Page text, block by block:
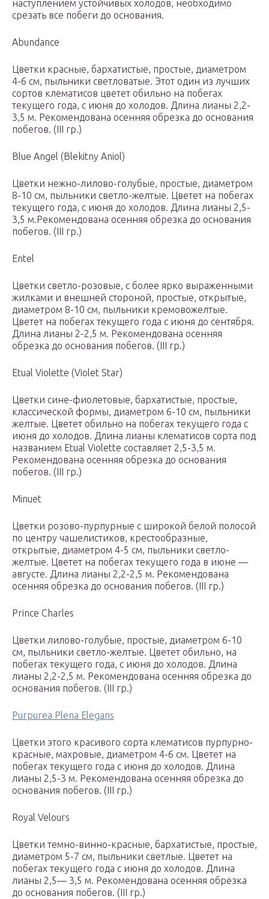
наступлением устойчивых холодов, необходимо
срезать все побеги до основания.
Abundance
Цветки красные, бархатистые, простые, диаметром
4-6 см, пыльники светловатые. Этот один из лучших
сортов клематисов цветет обильно на побегах
текущего года, с июня до холодов. Длина лианы 2,2-
3,5 м. Рекомендована осенняя обрезка до основания
побегов. (III гр.)
Blue Angel (Blekitny Aniol)
Цветки нежно-лилово-голубые, простые, диаметром
8-10 см, пыльники светло-желтые. Цветет на побегах
текущего года, с июня до холодов. Длина лианы 2,5-
3,5 м.Рекомендована осенняя обрезка до основания
побегов. (III гр.)
Entel
Цветки светло-розовые, с более ярко выраженными
жилками и внешней стороной, простые, открытые,
диаметром 8-10 см, пыльники кремовожелтые.
Цветет на побегах текущего года с июня до сентября.
Длина лианы 2-2,5 м. Рекомендована осенняя
обрезка до основания побегов. (III гр.)
Etual Violette (Violet Star)
Цветки сине-фиолетовые, бархатистые, простые,
классической формы, диаметром 6-10 см, пыльники
желтые. Цветет обильно на побегах текущего года с
июня до холодов. Длина лианы клематисов сорта под
названием Etual Violette составляет 2,5-3,5 м.
Рекомендована осенняя обрезка до основания
побегов. (III гр.)
Minuet
Цветки розово-пурпурные с широкой белой полосой
по центру чашелистиков, крестообразные,
открытые, диаметром 4-5 см, пыльники светло-
желтые. Цветет на побегах текущего года в июне —
августе. Длина лианы 2,2-2,5 м. Рекомендована
осенняя обрезка до основания побегов. (III гр.)
Prince Charles
Цветки лилово-голубые, простые, диаметром 6-10
см, пыльники светло-желтые. Цветет обильно, на
побегах текущего года, с июня до холодов. Длина
лианы 2,2-2,5 м. Рекомендована осенняя обрезка до
основания побегов. (III гр.)
Purpurea Plena Elegans
Цветки этого красивого сорта клематисов пурпурно-
красные, махровые, диаметром 4-6 см. Цветет на
побегах текущего года с июня до холодов. Длина
лианы 2,5-3 м. Рекомендована осенняя обрезка до
основания побегов. (III гр.)
Royal Velours
Цветки темно-винно-красные, бархатистые, простые,
диаметром 5-7 см, пыльники светлые. Цветет на
побегах текущего года с июня до холодов. Длина
лианы 2,5— 3,5 м. Рекомендована осенняя обрезка
до основания побегов. (III гр.)